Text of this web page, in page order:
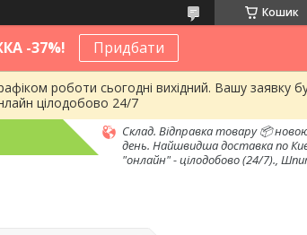
Кошик
-37%! Придбати
роботи сьогодні вихідний. Вашу заявку
цілодобово 24/7
Склад. Відправка товару 📦
день. Найшвидша доставка по
"онлайн" - цілодобово (24/7).,